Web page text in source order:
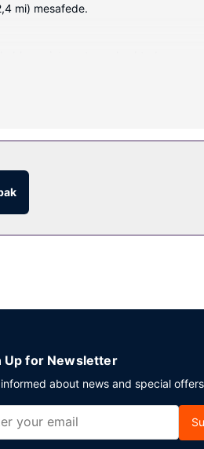
mi) mesafede.
gibi imkânlar ve kolaylıklar
Up for Newsletter
about news and special